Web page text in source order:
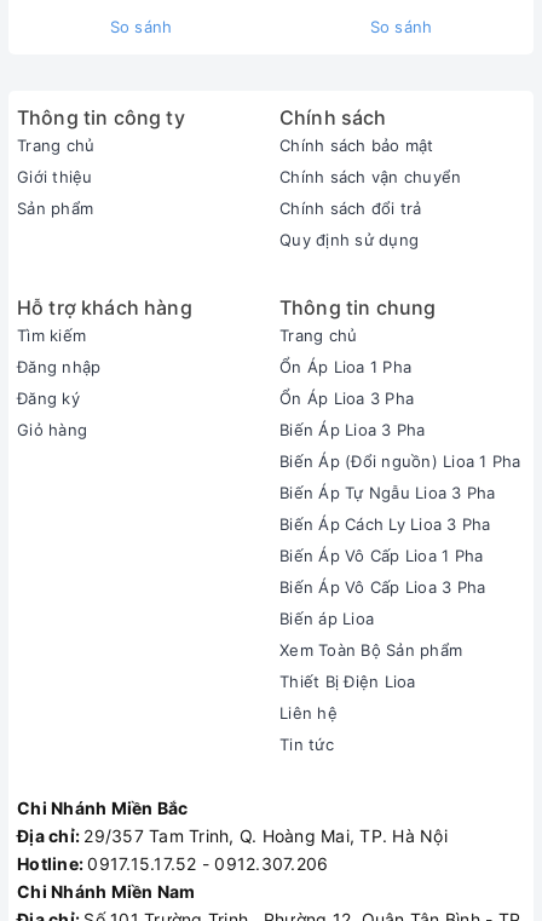
So sánh So sánh
Thông tin công ty
Trang chủ
Giới thiệu
Sản phẩm
Chính sách
Chính sách bảo mật
Chính sách vận chuyển
Chính sách đổi trả
Quy định sử dụng
Hỗ trợ khách hàng
Tìm kiếm
Đăng nhập
Đăng ký
Giỏ hàng
Thông tin chung
Trang chủ
Ổn Áp Lioa 1 Pha
Ổn Áp Lioa 3 Pha
Biến Áp Lioa 3 Pha
Biến Áp (Đổi nguồn) Lioa 1 Pha
Biến Áp Tự Ngẫu Lioa 3 Pha
Biến Áp Cách Ly Lioa 3 Pha
Biến Áp Vô Cấp Lioa 1 Pha
Biến Áp Vô Cấp Lioa 3 Pha
Biến áp Lioa
Xem Toàn Bộ Sản phẩm
Thiết Bị Điện Lioa
Liên hệ
Tin tức
Chi Nhánh Miền Bắc
Địa chỉ: 29/357 Tam Trinh, Q. Hoàng Mai, TP. Hà Nội
Hotline:0917.15.17.52 - 0912.307.206
Chi Nhánh Miền Nam